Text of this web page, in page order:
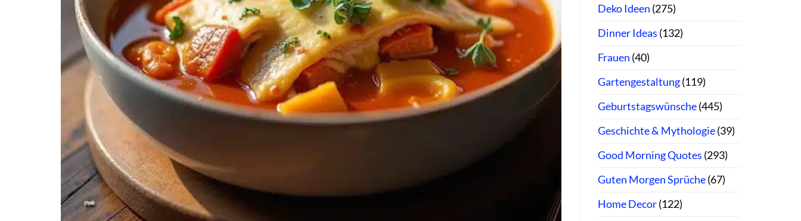
Deko Ideen (275)
Dinner Ideas (132)
Frauen (40)
Gartengestaltung(119)
Geburtstagswünsche(445)
Geschichte & Mythologie(39)
Good Morning Quotes (293)
Guten Morgen Sprüche(67)
Home Decor(122)